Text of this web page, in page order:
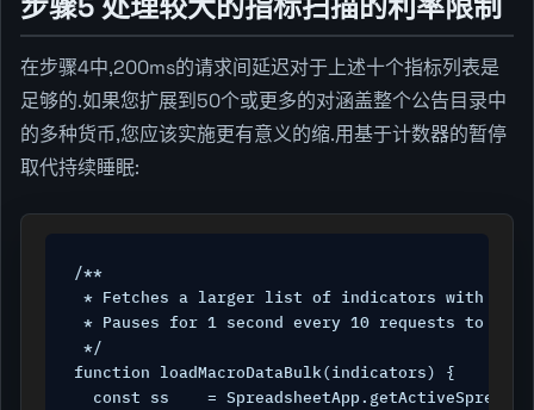
在步骤4中,200ms的请求间延迟对于上述十个指标列表是
足够的.如果您扩展到50个或更多的对涵盖整个公告目录中
的多种货币,您应该实施更有意义的缩.用基于计数器的暂停
取代持续睡眠:
/**
* Fetches a larger list of indicators with
* Pauses for 1 second every 10 requests to
*/
function loadMacroDataBulk(indicators) {
const ss    =